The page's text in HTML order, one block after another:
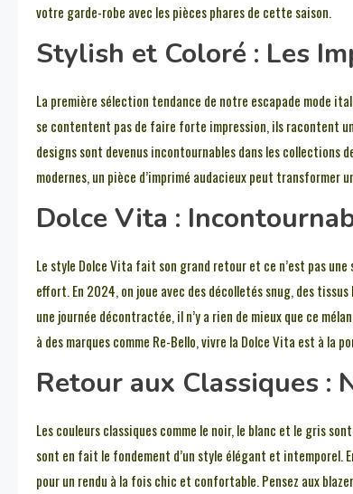
votre garde-robe avec les pièces phares de cette saison.
Stylish et Coloré : Les
La première sélection tendance de notre escapade mode
se contentent pas de faire forte impression, ils racontent
designs sont devenus incontournables dans les collections
modernes, un pièce d’imprimé audacieux peut transformer
Dolce Vita :
Le style Dolce Vita fait son grand retour et ce n’est pas une
effort. En 2024, on joue avec des décolletés snug, des
une journée décontractée, il n’y a rien de mieux que ce
à des marques comme Re-Bello, vivre la Dolce Vita est à la
Retour aux Classiques :
Les couleurs classiques comme le noir, le blanc et le gris
sont en fait le fondement d’un style élégant et intemporel.
pour un rendu à la fois chic et confortable. Pensez aux